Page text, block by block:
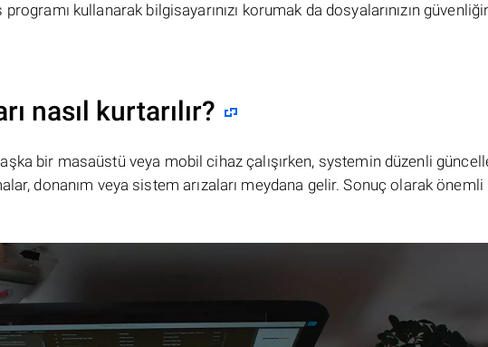
kullanarak bilgisayarınızı korumak da dosyalarınızın
nasıl kurtarılır?
bir masaüstü veya mobil cihaz çalışırken, systemin düzenli
donanım veya sistem arızaları meydana gelir. Sonuç olarak önemli